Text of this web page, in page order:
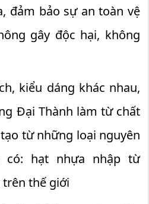
đảm bảo sự an toàn vệ
gây độc hại, không
kiểu dáng khác nhau,
Đại Thành làm từ chất
từ những loại nguyên
hạt nhựa nhập từ
thế giới